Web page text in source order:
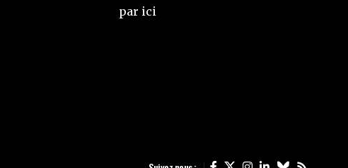
par ici